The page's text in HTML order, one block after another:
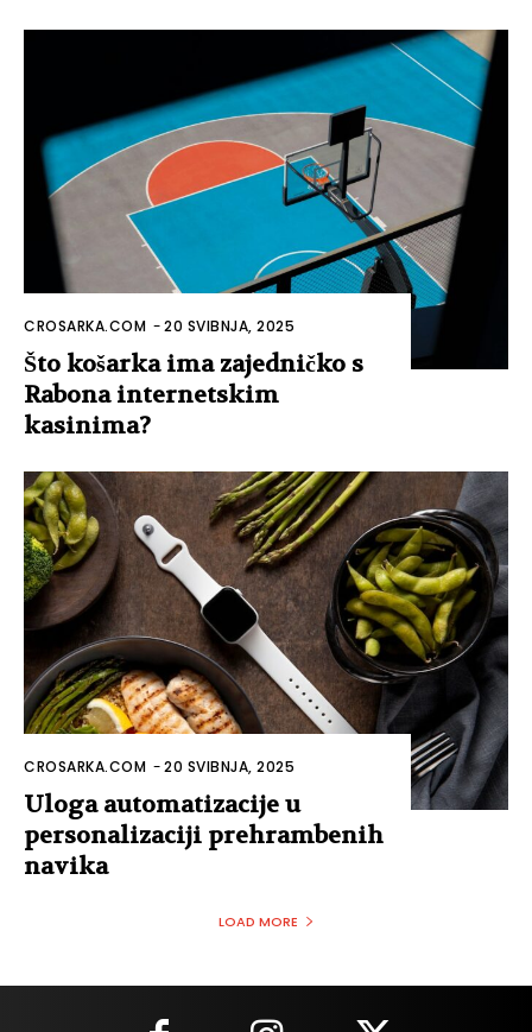
CROSARKA.COM -20 SVIBNJA, 2025
Što košarka ima zajedničko s
Rabona internetskim
kasinima?
CROSARKA.COM -20 SVIBNJA, 2025
Uloga automatizacije u
personalizaciji prehrambenih
navika
LOAD MORE